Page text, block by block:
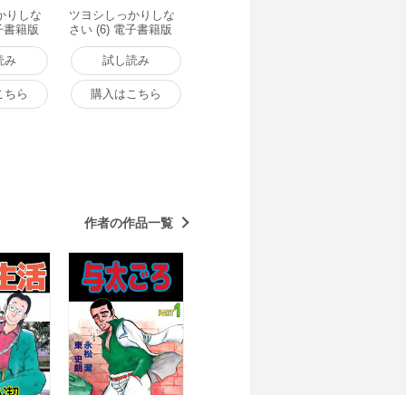
りしな
書籍版
み
ちら
ツヨシしっかりしな
さい (6) 電子書籍版
試し読み
購入はこちら
作者の作品一覧